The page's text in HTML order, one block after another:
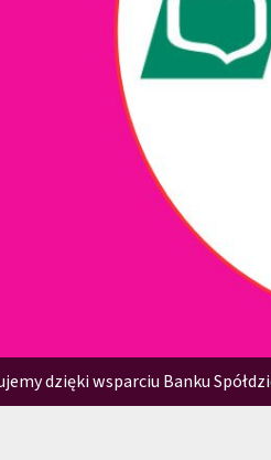
dzięki wsparciu Banku